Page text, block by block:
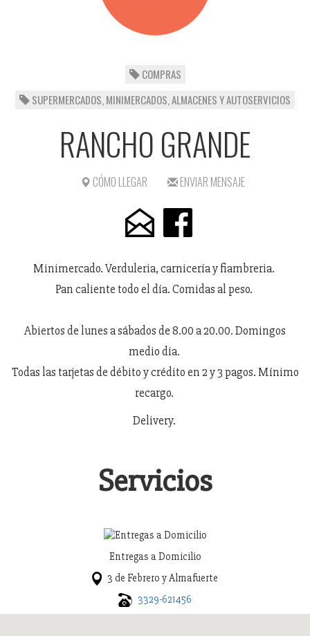
COMPRAS
SUPERMERCADOS, MINIMERCADOS, ALMACENES Y AUTOSERVICIOS
RANCHO GRANDE
CÓMO LLEGAR ENVIAR MENSAJE
Minimercado. Verduleria, carnicería y fiambreria.
Pan caliente todo el día. Comidas al peso.
Abiertos de lunes a sábados de 8.00 a 20.00. Domingos
medio día.
Todas las tarjetas de débito y crédito en 2 y 3 pagos. Mínimo
recargo.
Delivery.
Servicios
Entregas a Domicilio
3 de Febrero y Almafuerte
3329-621456